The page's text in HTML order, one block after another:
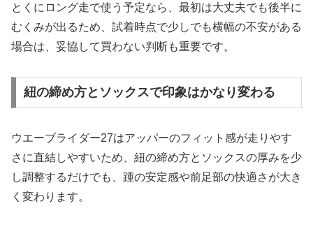
とくにロング走で使う予定なら、最初は大丈夫でも後半に
むくみが出るため、試着時点で少しでも横幅の不安がある
場合は、妥協して買わない判断も重要です。
紐の締め方とソックスで印象はかなり変わる
ウエーブライダー27はアッパーのフィット感が走りやす
さに直結しやすいため、紐の締め方とソックスの厚みを少
し調整するだけでも、踵の安定感や前足部の快適さが大き
く変わります。